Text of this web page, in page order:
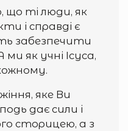
що ті люди, як
і справді є
забезпечити
як учні Ісуса,
яке Ви
дає сили і
сторицею, а з